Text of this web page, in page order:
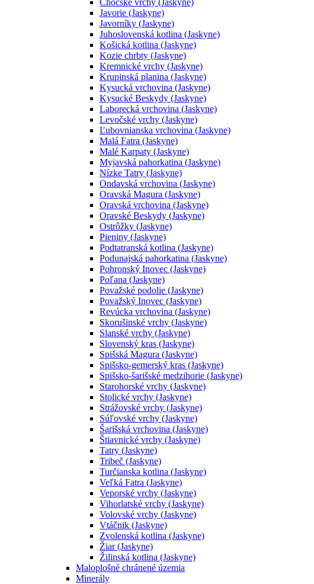
Javorie (Jaskyne)
Javorníky (Jaskyne)
Juhoslovenská kotlina (Jaskyne)
Košická kotlina (Jaskyne)
Kozie chrbty (Jaskyne)
Kremnické vrchy (Jaskyne)
Krupinská planina (Jaskyne)
Kysucká vrchovina (Jaskyne)
Kysucké Beskydy (Jaskyne)
Laborecká vrchovina (Jaskyne)
Levočské vrchy (Jaskyne)
Ľubovnianska vrchovina (Jaskyne)
Malá Fatra (Jaskyne)
Malé Karpaty (Jaskyne)
Myjavská pahorkatina (Jaskyne)
Nízke Tatry (Jaskyne)
Ondavská vrchovina (Jaskyne)
Oravská Magura (Jaskyne)
Oravská vrchovina (Jaskyne)
Oravské Beskydy (Jaskyne)
Ostrôžky (Jaskyne)
Pieniny (Jaskyne)
Podtatranská kotlina (Jaskyne)
Podunajská pahorkatina (Jaskyne)
Pohronský Inovec (Jaskyne)
Poľana (Jaskyne)
Považské podolie (Jaskyne)
Považský Inovec (Jaskyne)
Revúcka vrchovina (Jaskyne)
Skorušinské vrchy (Jaskyne)
Slanské vrchy (Jaskyne)
Slovenský kras (Jaskyne)
Spišská Magura (Jaskyne)
Spišsko-gemerský kras (Jaskyne)
Spišsko-šarišské medzihorie (Jaskyne)
Starohorské vrchy (Jaskyne)
Stolické vrchy (Jaskyne)
Strážovské vrchy (Jaskyne)
Súľovské vrchy (Jaskyne)
Šarišská vrchovina (Jaskyne)
Štiavnické vrchy (Jaskyne)
Tatry (Jaskyne)
Tribeč (Jaskyne)
Turčianska kotlina (Jaskyne)
Veľká Fatra (Jaskyne)
Veporské vrchy (Jaskyne)
Vihorlatské vrchy (Jaskyne)
Volovské vrchy (Jaskyne)
Vtáčnik (Jaskyne)
Zvolenská kotlina (Jaskyne)
Žiar (Jaskyne)
Žilinská kotlina (Jaskyne)
Maloplošné chránené územia
Minerály